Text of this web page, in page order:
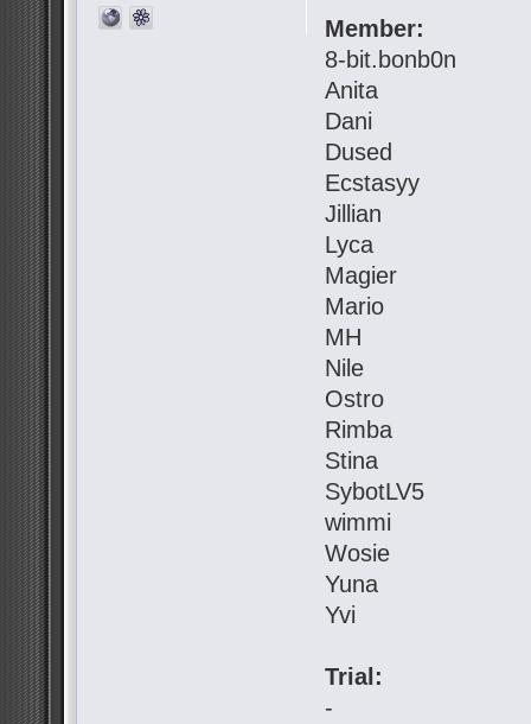
Member:
8-bit.bonb0n
Anita
Dani
Dused
Ecstasyy
Jillian
Lyca
Magier
Mario
MH
Nile
Ostro
Rimba
Stina
SybotLV5
wimmi
Wosie
Yuna
Yvi
Trial:
-